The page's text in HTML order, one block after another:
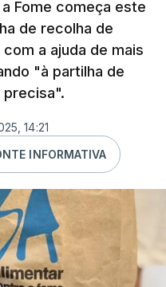
Fome começa este
de recolha de
a ajuda de mais
"à partilha de
precisa".
14:21
INFORMATIVA